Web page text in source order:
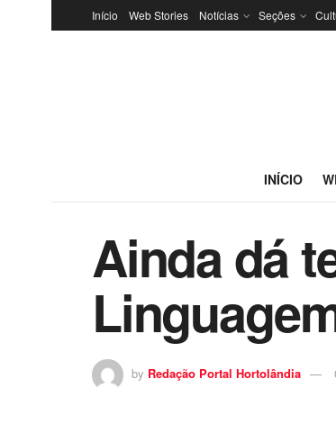
Início Web Stories Notícias Seções
INÍCIO
Ainda dá
by Redação Portal Hortolândia